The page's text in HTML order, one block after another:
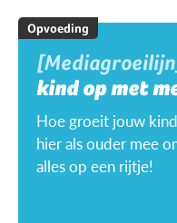
Opvoeding
kind op met
Hoe groeit jouw
hier als ouder mee
alles op een rijtje!